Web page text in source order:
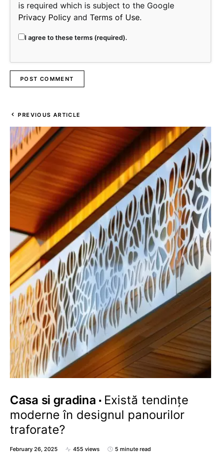
is required which is subject to the Google
Privacy Policy and Terms of Use.
I agree to these terms (required).
PREVIOUS ARTICLE
Casa si gradina
Există tendințe
moderne în designul panourilor
traforate?
February 26, 2025 455 views 5 minute read